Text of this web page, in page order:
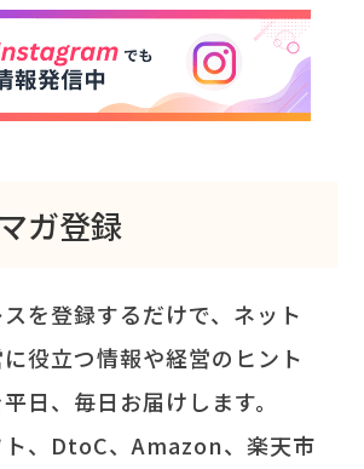
ガ登録
を登録するだけで、ネット
役立つ情報や経営のヒント
日、毎日お届けします。
ト、DtoC、Amazon、楽天市